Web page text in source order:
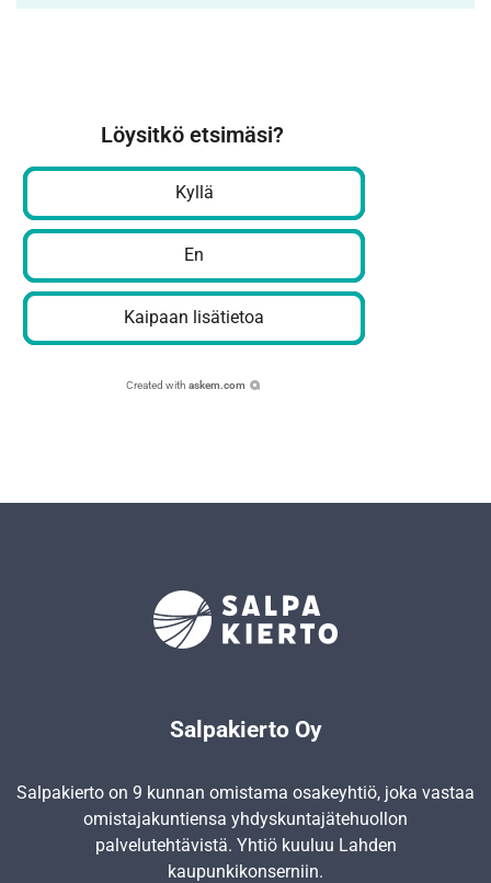
Löysitkö etsimäsi?
Kyllä
En
Kaipaan lisätietoa
Created with askem.com
Salpakierto Oy
Salpakierto on 9 kunnan omistama osakeyhtiö, joka vastaa
omistajakuntiensa yhdyskunta­jätehuollon
palvelutehtävistä. Yhtiö kuuluu Lahden
kaupunkikonserniin.